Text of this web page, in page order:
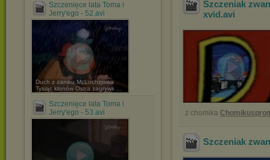
Szczenięce lata Toma i
Jerry'ego - 52.avi
Duch z zamku McLochzjawa
Tysiąc klonów Ostra zagrywk ...
Szczenięce lata Toma i
Jerry'ego - 53.avi
Szczeniak
xvid .avi
z chomika
Szczeniak